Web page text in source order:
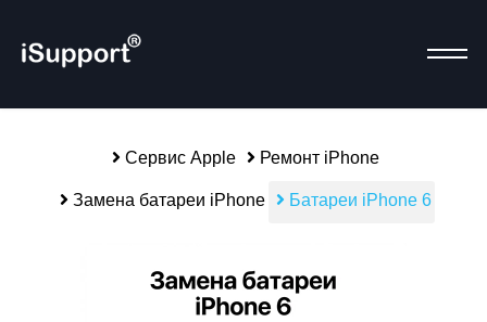
Сервис Apple Ремонт iPhone
Замена батареи iPhone Батареи iPhone 6